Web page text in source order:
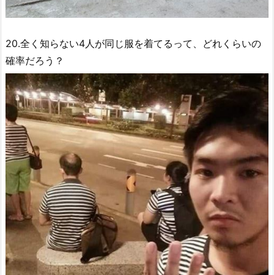
20.全く知らない4人が同じ服を着てるって、どれくらいの
確率だろう？